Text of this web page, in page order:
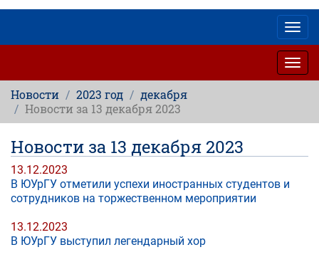
Новости 2023 год
декабря
Новости за 13 декабря 2023
Новости за 13 декабря 2023
13.12.2023
В ЮУрГУ отметили успехи иностранных студентов и
сотрудников на торжественном мероприятии
13.12.2023
В ЮУрГУ выступил легендарный хор